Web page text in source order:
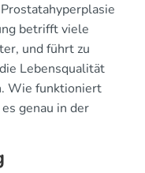
betrifft viele
und führt zu
Lebensqualität
Wie funktioniert
genau in der